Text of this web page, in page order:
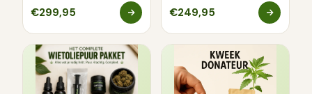
€299,95 €249,95